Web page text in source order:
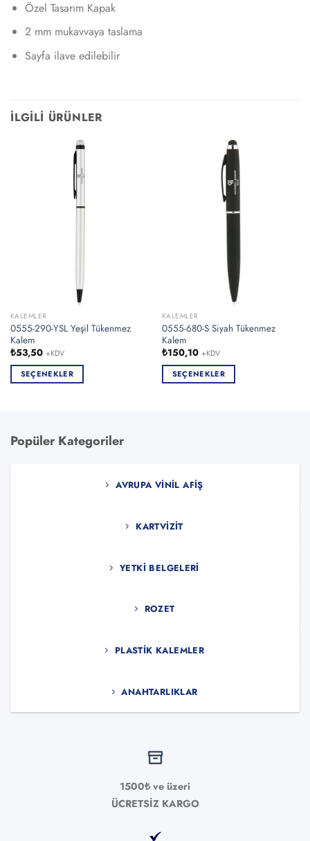
Özel Tasarım Kapak
2 mm mukavvaya taslama
Sayfa ilave edilebilir
İLGILI ÜRÜNLER
KALEMLER
0555-290-YSL Yeşil Tükenmez
Kalem
₺53,50 +KDV
SEÇENEKLER
fazla
varyasyonu
KALEMLER
0555-680-S Siyah Tükenmez
Kalem
₺150,10 +KDV
SEÇENEKLER
Seçenekler
ürün
seçilebilir
Popüler Kategoriler
AVRUPA VINIL AFIŞ
KARTVIZIT
YETKI BELGELERI
ROZET
PLASTIK KALEMLER
ANAHTARLIKLAR
1500₺ ve üzeri
ÜCRETSİZ KARGO